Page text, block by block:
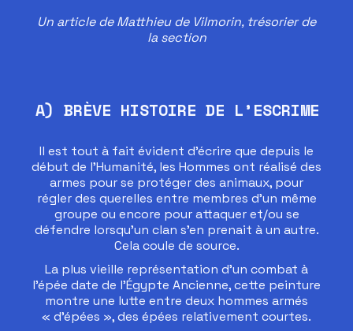
Un article de Matthieu de Vilmorin, trésorier de
la section
A) BRÈVE HISTOIRE DE L’ESCRIME
Il est tout à fait évident d’écrire que depuis le
début de l’Humanité, les Hommes ont réalisé des
armes pour se protéger des animaux, pour
régler des querelles entre membres d’un même
groupe ou encore pour attaquer et/ou se
défendre lorsqu’un clan s’en prenait à un autre.
Cela coule de source.
La plus vieille représentation d’un combat à
l’épée date de l’Égypte Ancienne, cette peinture
montre une lutte entre deux hommes armés
« d’épées », des épées relativement courtes.